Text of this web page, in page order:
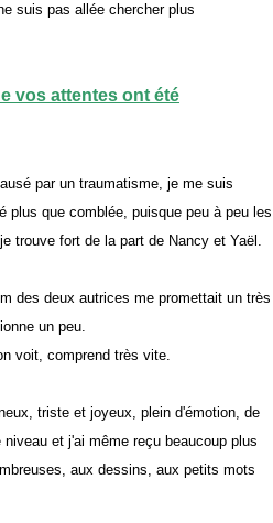
suis pas allée chercher plus
vos attentes ont été
par un traumatisme, je me suis
plus que comblée, puisque peu à peu les
trouve fort de la part de Nancy et Yaël.
des deux autrices me promettait un très
un peu.
voit, comprend très vite.
triste et joyeux, plein d'émotion, de
et j'ai même reçu beaucoup plus
aux dessins, aux petits mots